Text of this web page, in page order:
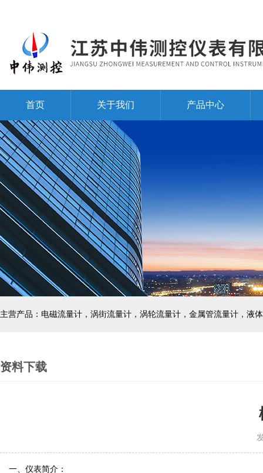
首页 关于我们 产品中心
主营产品：电磁流量计，涡街流量计，涡轮流量计，金属管流量计，液
资料下载
一、仪表简介：